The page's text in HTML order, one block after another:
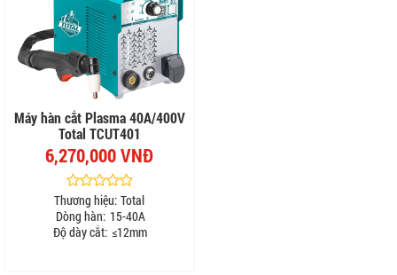
Máy hàn cắt Plasma 40A/400V
Total TCUT401
6,270,000 VNĐ
Thương hiệu: Total
Dòng hàn: 15-40A
Độ dày cắt: ≤12mm